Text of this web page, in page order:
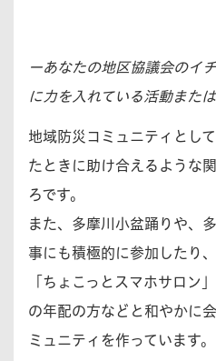
ーあなたの地区協議会のイ
に力を入れている活動また
地域防災コミュニティとし
たときに助け合えるような
ろです。
また、多摩川小盆踊りや、
事にも積極的に参加したり
「ちょこっとスマホサロン
の年配の方などと和やかに
ミュニティを作っています。